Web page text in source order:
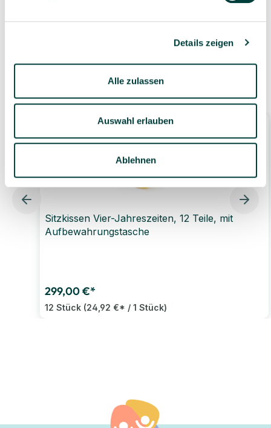
Details zeigen
Alle zulassen
Auswahl erlauben
Ablehnen
bei Versand aus dem
Ähnliche Produkte
Sitzkissen Vier-Jahreszeiten, 12 Teile, mit
Aufbewahrungstasche
299,00 €*
12 Stück (24,92 €* / 1 Stück)